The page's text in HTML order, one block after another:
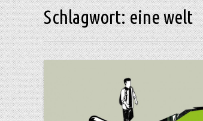
Schlagwort:eine welt